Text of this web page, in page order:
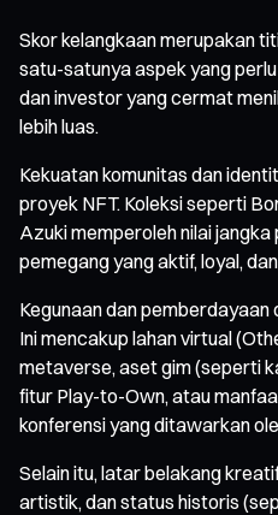
Skor kelangkaan merupakan
satu-satunya aspek yang
dan investor yang cermat
lebih luas.
Kekuatan komunitas dan
proyek NFT. Koleksi seperti
Azuki memperoleh nilai
pemegang yang aktif, loyal,
Kegunaan dan pemberdayaan
Ini mencakup lahan virtual
metaverse, aset gim (seperti
fitur Play-to-Own, atau
konferensi yang ditawarkan
Selain itu, latar belakang
artistik, dan status historis